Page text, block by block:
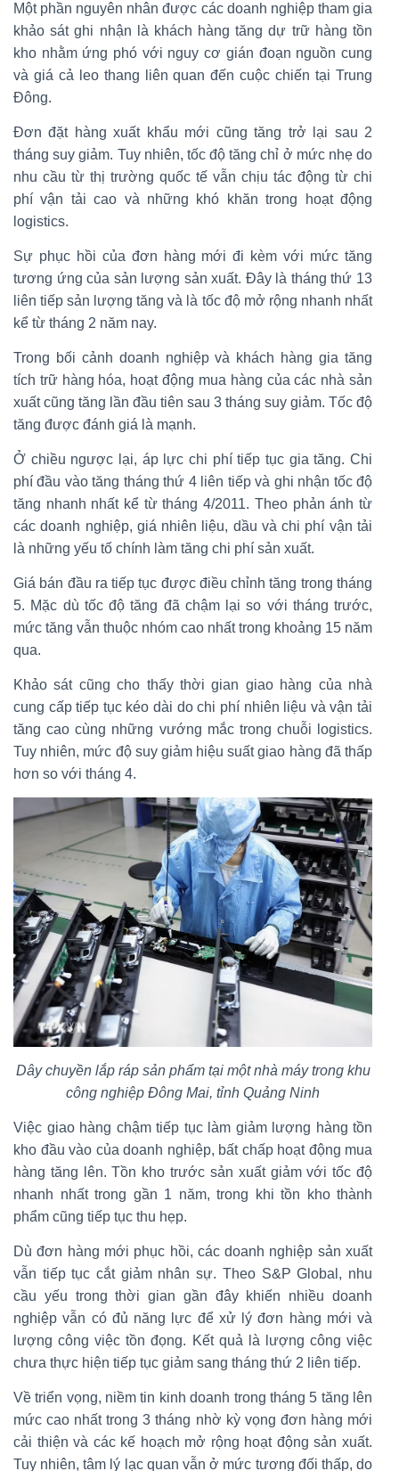
Một phần nguyên nhân được các doanh nghiệp tham gia
khảo sát ghi nhận là khách hàng tăng dự trữ hàng tồn
kho nhằm ứng phó với nguy cơ gián đoạn nguồn cung
và giá cả leo thang liên quan đến cuộc chiến tại Trung
Đông.
Đơn đặt hàng xuất khẩu mới cũng tăng trở lại sau 2
tháng suy giảm. Tuy nhiên, tốc độ tăng chỉ ở mức nhẹ do
nhu cầu từ thị trường quốc tế vẫn chịu tác động từ chi
phí vận tải cao và những khó khăn trong hoạt động
logistics.
Sự phục hồi của đơn hàng mới đi kèm với mức tăng
tương ứng của sản lượng sản xuất. Đây là tháng thứ 13
liên tiếp sản lượng tăng và là tốc độ mở rộng nhanh nhất
kể từ tháng 2 năm nay.
Trong bối cảnh doanh nghiệp và khách hàng gia tăng
tích trữ hàng hóa, hoạt động mua hàng của các nhà sản
xuất cũng tăng lần đầu tiên sau 3 tháng suy giảm. Tốc độ
tăng được đánh giá là mạnh.
Ở chiều ngược lại, áp lực chi phí tiếp tục gia tăng. Chi
phí đầu vào tăng tháng thứ 4 liên tiếp và ghi nhận tốc độ
tăng nhanh nhất kể từ tháng 4/2011. Theo phản ánh từ
các doanh nghiệp, giá nhiên liệu, dầu và chi phí vận tải
là những yếu tố chính làm tăng chi phí sản xuất.
Giá bán đầu ra tiếp tục được điều chỉnh tăng trong tháng
5. Mặc dù tốc độ tăng đã chậm lại so với tháng trước,
mức tăng vẫn thuộc nhóm cao nhất trong khoảng 15 năm
qua.
Khảo sát cũng cho thấy thời gian giao hàng của nhà
cung cấp tiếp tục kéo dài do chi phí nhiên liệu và vận tải
tăng cao cùng những vướng mắc trong chuỗi logistics.
Tuy nhiên, mức độ suy giảm hiệu suất giao hàng đã thấp
hơn so với tháng 4.
Dây chuyền lắp ráp sản phẩm tại một nhà máy trong khu
công nghiệp Đông Mai, tỉnh Quảng Ninh
Việc giao hàng chậm tiếp tục làm giảm lượng hàng tồn
kho đầu vào của doanh nghiệp, bất chấp hoạt động mua
hàng tăng lên. Tồn kho trước sản xuất giảm với tốc độ
nhanh nhất trong gần 1 năm, trong khi tồn kho thành
phẩm cũng tiếp tục thu hẹp.
Dù đơn hàng mới phục hồi, các doanh nghiệp sản xuất
vẫn tiếp tục cắt giảm nhân sự. Theo S&P Global, nhu
cầu yếu trong thời gian gần đây khiến nhiều doanh
nghiệp vẫn có đủ năng lực để xử lý đơn hàng mới và
lượng công việc tồn đọng. Kết quả là lượng công việc
chưa thực hiện tiếp tục giảm sang tháng thứ 2 liên tiếp.
Về triển vọng, niềm tin kinh doanh trong tháng 5 tăng lên
mức cao nhất trong 3 tháng nhờ kỳ vọng đơn hàng mới
cải thiện và các kế hoạch mở rộng hoạt động sản xuất.
Tuy nhiên, tâm lý lạc quan vẫn ở mức tương đối thấp, do